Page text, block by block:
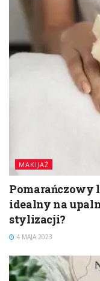
MAKIJAŻ
idealny na
stylizacji?
4 MAJA 2023